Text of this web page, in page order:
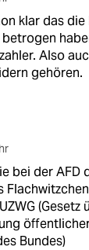
klar das
Also
gehören.
bei der AFD
Bundes)